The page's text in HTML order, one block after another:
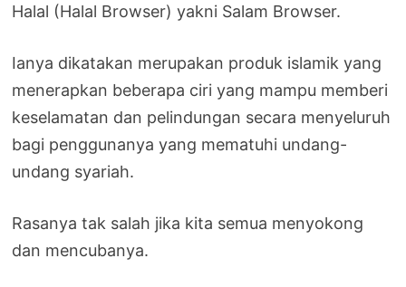
Halal (Halal Browser) yakni Salam Browser.
Ianya dikatakan merupakan produk islamik yang
menerapkan beberapa ciri yang mampu memberi
keselamatan dan pelindungan secara menyeluruh
bagi penggunanya yang mematuhi undang-
undang syariah.
Rasanya tak salah jika kita semua menyokong
dan mencubanya.